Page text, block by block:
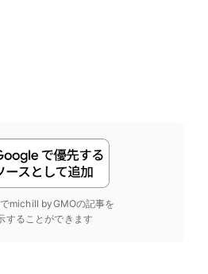
michill byGMOの記事を
することができます